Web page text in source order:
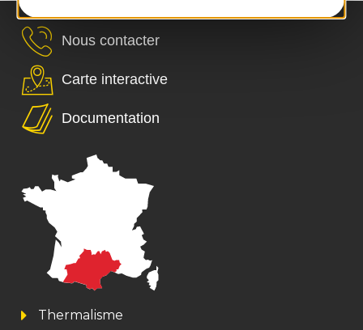
Nous contacter
Carte interactive
Documentation
Thermalisme